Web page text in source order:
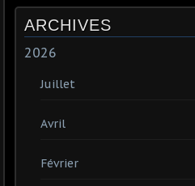
ARCHIVES
2026
Juillet
Avril
Février